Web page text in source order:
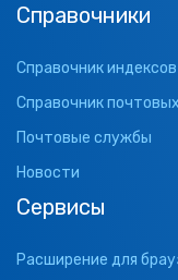
Справочники
Справочник
Справочник
Почтовые службы
Новости
Сервисы
Расширение для